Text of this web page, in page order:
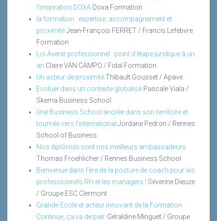
l'inspiration DOXA Doxa Formation
la formation : expertise, accompagnement et
proximitéJean-François FERRET / Francis Lefebvre
Formation
Loi Avenir professionnel : point d'étape juridique à un
an Claire VAN CAMPO / Fidal Formation
Un acteur de proximitéThibault Gousset / Apave
Evoluer dans un contexte globalisé Pascale Viala /
Skema Business School
Une Business School ancrée dans son territoire et
tournée vers l'international Jordane Pedron / Rennes
School of Business
Nos diplômés sont nos meilleurs ambassadeurs
Thomas Froehlicher / Rennes Business School
Bienvenue dans l'ère de la posture de coach pour les
professionnels RH et les managers ! Séverine Dieuze
/ Groupe ESC Clermont
Grande Ecole et acteur innovant de la Formation
Continue, ça va de pair. Géraldine Minguet / Groupe